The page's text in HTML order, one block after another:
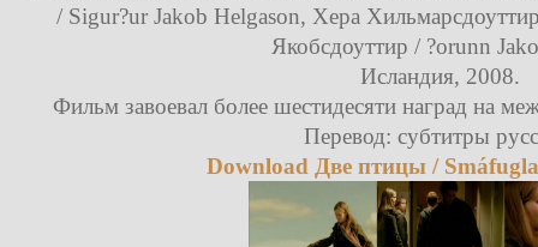
/ Sigur?ur Jakob Helgason, Хера
Якобсдоуттир / ?orunn
Исландия, 2008.
Фильм завоевал более шестидесяти наград на
Перевод: субтитры
Download Две птицы /